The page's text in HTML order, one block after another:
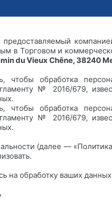
предоставляемый
в Торговом и
du Vieux Chêne, 38240
чтобы обработка
№ 2016/679,
чтобы обработка
№ 2016/679,
(далее —
на обработку ваших